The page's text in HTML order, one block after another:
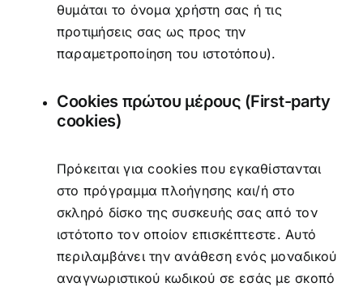
θυμάται το όνομα χρήστη σας ή τις
προτιμήσεις σας ως προς την
παραμετροποίηση του ιστοτόπου).
Cookies πρώτου μέρους (First-party
cookies)
Πρόκειται για cookies που εγκαθίστανται
στο πρόγραμμα πλοήγησης και/ή στο
σκληρό δίσκο της συσκευής σας από τον
ιστότοπο τον οποίον επισκέπτεστε. Αυτό
περιλαμβάνει την ανάθεση ενός μοναδικού
αναγνωριστικού κωδικού σε εσάς με σκοπό